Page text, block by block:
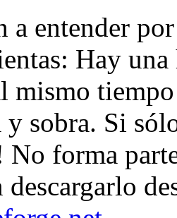
a entender
Hay
mismo
y sobra. Si
No forma
descargarlo